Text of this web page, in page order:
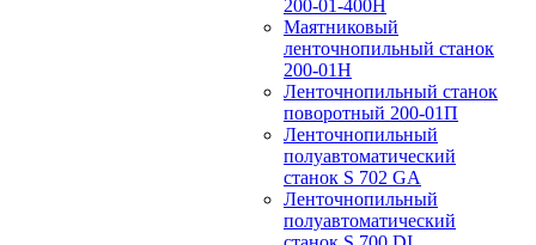
200-01-400Н
Маятниковый
ленточнопильный станок
200-01Н
Ленточнопильный станок
поворотный 200-01П
Ленточнопильный
полуавтоматический
станок S 702 GA
Ленточнопильный
полуавтоматический